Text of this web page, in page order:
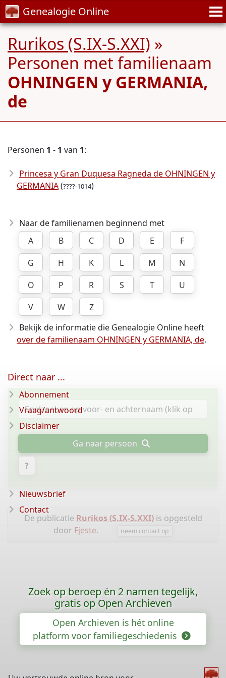
Genealogie Online
Rurikos (S.IX-S.XXI) »
Personen met familienaam
OHNINGEN y GERMANIA,
de
Personen 1 - 1 van 1:
Princesa y Gran Duquesa Ragneda de OHNINGEN y
GERMANIA(????-1014)
Naar de familienamen beginnend met
A
B C D E
F
G
H K L M
N
O
P R S T
U
V
W
Z
Bekijk de informatie die Genealogie Online heeft
over de familienaam OHNINGEN y GERMANIA, de.
Ga naar persoon
?
De publicatie Rurikos (S.IX-S.XXI)is opgesteld
door Fjeste. neem contact op
Direct naar ...
Abonnement
Vraag/antwoord
Disclaimer
Nieuwsbrief
Contact
Zoek op beroep én 2 namen tegelijk,
gratis op Open Archieven
Open Archieven is hét online
platform voor familiegeschiedenis